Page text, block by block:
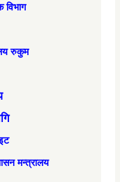
विभाग
रुकुम
मन्त्रालय